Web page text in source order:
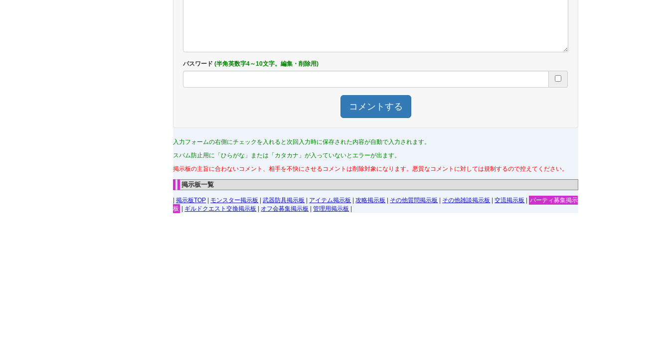
パスワード(半角英数字4～10文字。編集・削除用)
コメントする
入力フォームの右側にチェックを入れると次回入力時に保存された内容が自動で入力されます。
スパム防止用に「ひらがな」または「カタカナ」が入っていないとエラーが出ます。
掲示板の主旨に合わないコメント、相手を不快にさせるコメントは削除対象になります。悪質なコメントに対しては規制するので控えてください。
掲示板一覧
|掲示板TOP モンスター掲示板 |武器防具掲示板 アイテム掲示板 |攻略掲示板 その他質問掲示板 その他雑談掲示板 |交流掲示板
パーティ募集掲示
板
ギルドクエスト交換掲示板 オフ会募集掲示板 |管理用掲示板